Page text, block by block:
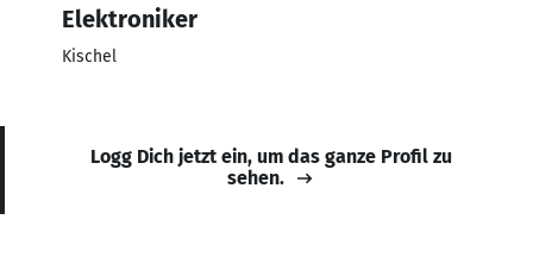
Elektroniker
Kischel
Logg Dich jetzt ein, um das ganze Profil zu
sehen.